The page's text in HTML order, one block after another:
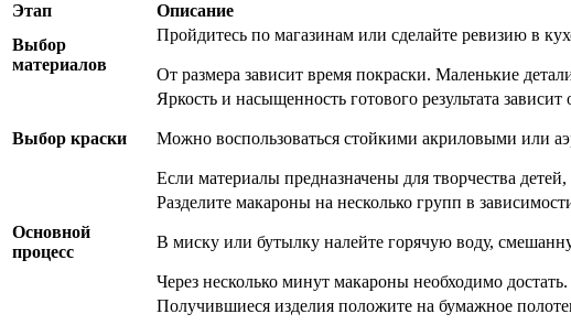
Этап
Описание
Выбор
материалов
Пройдитесь по магазинам или сделайте ревизию в
От размера зависит время покраски. Маленькие
Выбор краски
Яркость и насыщенность готового результата зависит
Можно воспользоваться стойкими акриловыми или
Если материалы предназначены для творчества
Основной
процесс
Разделите макароны на несколько групп в
В миску или бутылку налейте горячую воду,
Через несколько минут макароны необходимо
Получившиеся изделия положите на бумажное